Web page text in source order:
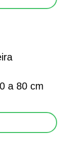
a 80 cm